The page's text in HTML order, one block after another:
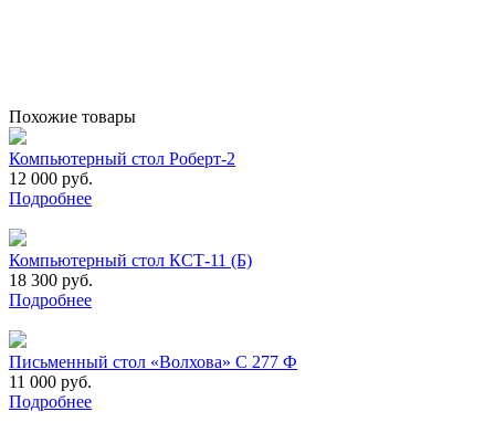
Похожие товары
Компьютерный стол Роберт-2
12 000 руб.
Подробнее
Компьютерный стол КСТ-11 (Б)
18 300 руб.
Подробнее
Письменный стол «Волхова» С 277 Ф
11 000 руб.
Подробнее